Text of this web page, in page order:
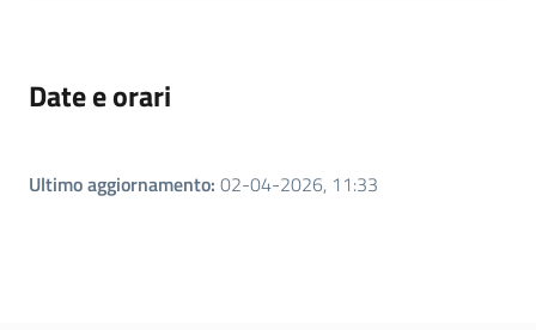
Servizi
Date e orari
Ultimo aggiornamento: 02-04-2026, 11:33